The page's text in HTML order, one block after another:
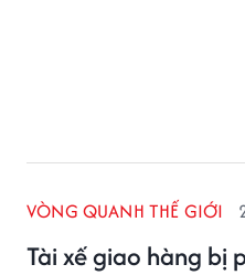
Tài xế giao hàng bị
VÒNG QUANH THẾ GIỚI